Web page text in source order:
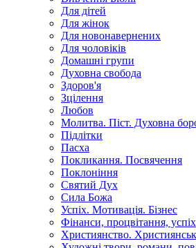
Для дітей
Для жінок
Для новонавернених
Для чоловіків
Домашні групи
Духовна свобода
Здоров'я
Зцілення
Любов
Молитва. Піст. Духовна
Підлітки
Пасха
Покликання. Посвячення
Поклоніння
Святий Дух
Сила Божа
Успіх. Мотивація. Бізнес
Фінанси, процвітання, успіх
Християнство.